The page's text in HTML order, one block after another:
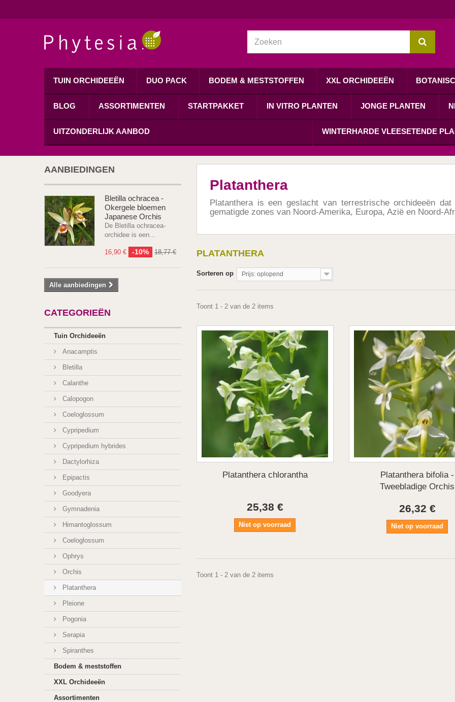
TUIN ORCHIDEEËN DUO PACK BODEM & MESTSTOFFEN XXL ORCHIDEEËN
BLOG ASSORTIMENTEN STARTPAKKET IN VITRO PLANTEN JONGE PLANTEN
UITZONDERLIJK AANBOD WINTERHARDE VLEESETENDE
AANBIEDINGEN
Bletilla ochracea -
Okergele bloemen
Japanese Orchis
De Bletilla ochracea-
orchidee is een...
16,90 € -10% 18,77 €
Alle aanbiedingen
CATEGORIEËN
Tuin Orchideeën
Anacamptis
Bletilla
Calanthe
Calopogon
Coeloglossum
Cypripedium
Cypripedium hybrides
Dactylorhiza
Epipactis
Goodyera
Gymnadenia
Himantoglossum
Coeloglossum
Ophrys
Orchis
Platanthera
Pleione
Pogonia
Serapia
Spiranthes
Bodem & meststoffen
XXL Orchideeën
Assortimenten
Platanthera
Platanthera is een geslacht van terrestrische orchideeën
gematigde zones van Noord-Amerika, Europa, Azië en Noord-
PLATANTHERA
Sorteren op Prijs: oplopend
Toont 1 - 2 van de 2 items
Platanthera chlorantha
25,38 €
Niet op voorraad
Platanthera bifolia -
Tweebladige Orchis
26,32 €
Niet op voorraad
Toont 1 - 2 van de 2 items